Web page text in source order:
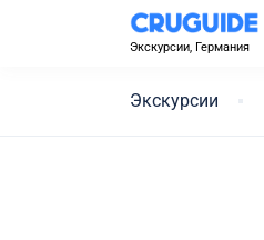
Экскурсии, Германия
Экскурсии